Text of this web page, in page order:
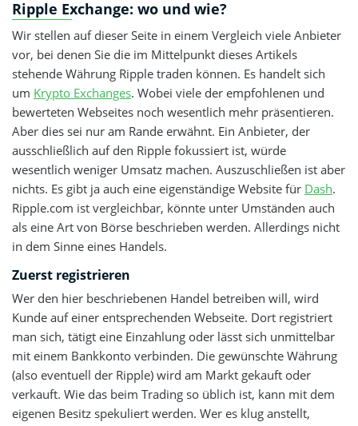
Ripple Exchange: wo und wie?
Wir stellen auf dieser Seite in einem Vergleich viele Anbieter
vor, bei denen Sie die im Mittelpunkt dieses Artikels
stehende Währung Ripple traden können. Es handelt sich
um Krypto Exchanges. Wobei viele der empfohlenen und
bewerteten Webseites noch wesentlich mehr präsentieren.
Aber dies sei nur am Rande erwähnt. Ein Anbieter, der
ausschließlich auf den Ripple fokussiert ist, würde
wesentlich weniger Umsatz machen. Auszuschließen ist aber
nichts. Es gibt ja auch eine eigenständige Website für Dash.
Ripple.com ist vergleichbar, könnte unter Umständen auch
als eine Art von Börse beschrieben werden. Allerdings nicht
in dem Sinne eines Handels.
Zuerst registrieren
Wer den hier beschriebenen Handel betreiben will, wird
Kunde auf einer entsprechenden Webseite. Dort registriert
man sich, tätigt eine Einzahlung oder lässt sich unmittelbar
mit einem Bankkonto verbinden. Die gewünschte Währung
(also eventuell der Ripple) wird am Markt gekauft oder
verkauft. Wie das beim Trading so üblich ist, kann mit dem
eigenen Besitz spekuliert werden. Wer es klug anstellt,